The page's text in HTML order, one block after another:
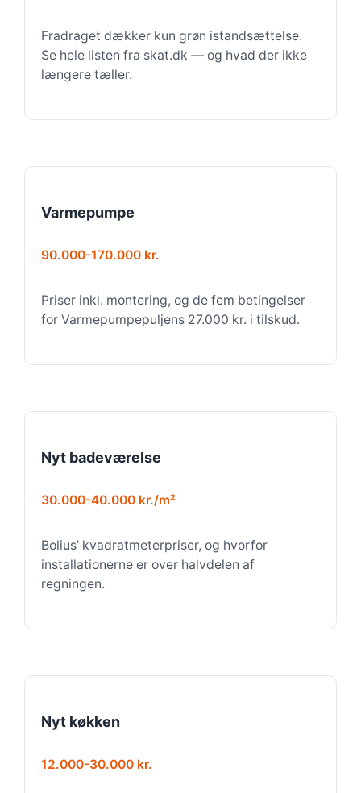
Fradraget dækker kun grøn istandsættelse.
Se hele listen fra skat.dk — og hvad der ikke
længere tæller.
Varmepumpe
90.000-170.000 kr.
Priser inkl. montering, og de fem betingelser
for Varmepumpepuljens 27.000 kr. i tilskud.
Nyt badeværelse
30.000-40.000 kr./m²
Bolius’ kvadratmeterpriser, og hvorfor
installationerne er over halvdelen af
regningen.
Nyt køkken
12.000-30.000 kr.